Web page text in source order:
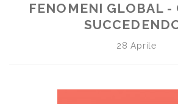
FENOMENI GLOBAL -
28 Aprile